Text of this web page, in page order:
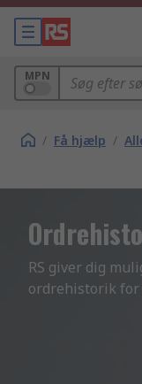
MPN
/ Få hjælp /
RS giver dig
ordrehistorik for